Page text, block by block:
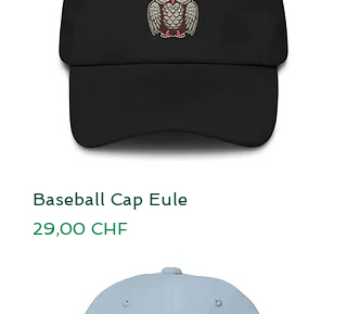
Baseball Cap Eule
Preis
29,00 CHF